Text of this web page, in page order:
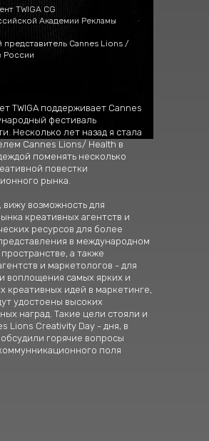
TWIGA CG
Академии Рекламы
Cannes Lions /
России
TWIGA поддерживает Cannes
фестиваль
Несколько лет назад я стала
Cannes Lions/ Health в
поменять несколько
повестки
рынка.
вижу возможность для
креативных агентств и
ресурсов для более
в международном
а также
и маркетологов - для
воплощения самых ярких и
креативных идей в маркетинге,
удостоены высоких
наград. Такие цели стояли и
Lions Creativity Day - дня, в
горячие вопросы
поля